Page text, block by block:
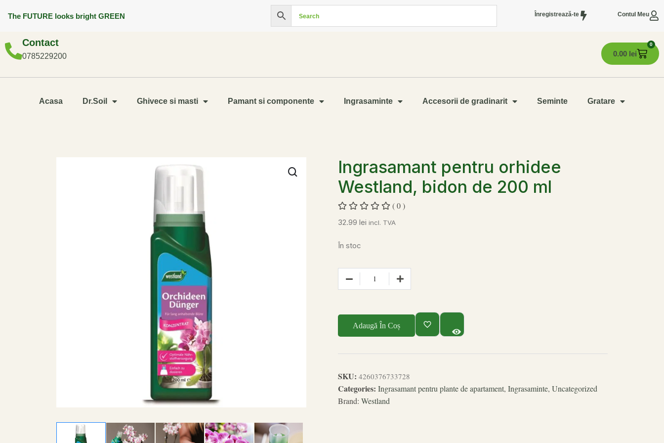
The FUTURE looks bright GREEN Înregistrează-te Contul Meu
Contact
0785229200 0.00 lei
0
Acasa Dr.Soil Ghivece si masti Pamant si componente Ingrasaminte Accesorii de gradinarit Seminte Gratare
Ingrasamant pentru orhidee
Westland, bidon de 200 ml
( 0 )
32.99 lei incl. TVA
În stoc
Adaugă În Coș
SKU: 4260376733728
Categories: Ingrasamant pentru plante de apartament, Ingrasaminte, Uncategorized
Brand: Westland